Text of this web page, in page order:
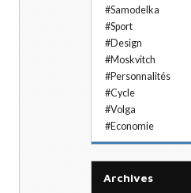
#Samodelka
#Sport
#Design
#Moskvitch
#Personnalités
#Cycle
#Volga
#Economie
Archives